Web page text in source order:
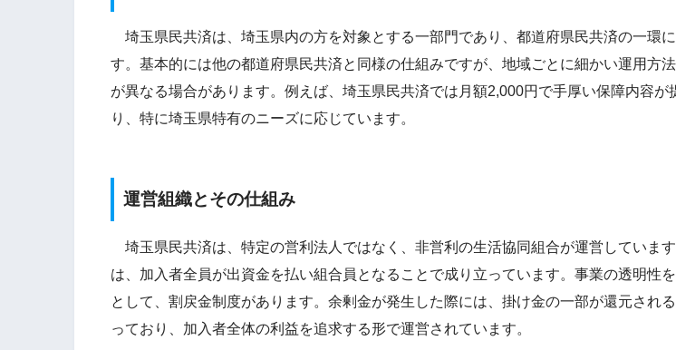
埼玉県民共済は、埼玉県内の方を対象とする一部門であり、都道府県民共済の一環に
す。基本的には他の都道府県民共済と同様の仕組みですが、地域ごとに細かい運用方
が異なる場合があります。例えば、埼玉県民共済では月額2,000円で手厚い保障内容が
り、特に埼玉県特有のニーズに応じています。
運営組織とその仕組み
埼玉県民共済は、特定の営利法人ではなく、非営利の生活協同組合が運営していま
は、加入者全員が出資金を払い組合員となることで成り立っています。事業の透明性
として、割戻金制度があります。余剰金が発生した際には、掛け金の一部が還元され
っており、加入者全体の利益を追求する形で運営されています。